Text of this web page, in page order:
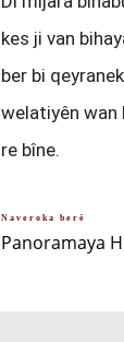
kes ji van
ber bi
welatiyên wan
re bîne.
Naveroka berê
Panoramaya